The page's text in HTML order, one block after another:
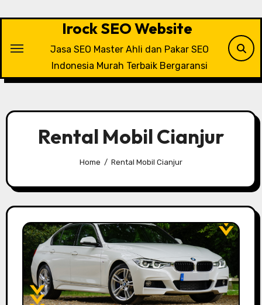
Irock SEO Website
Jasa SEO Master Ahli dan Pakar SEO
Indonesia Murah Terbaik Bergaransi
Rental Mobil Cianjur
Home Rental Mobil Cianjur